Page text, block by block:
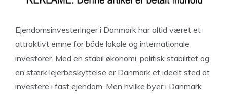
Ejendomsinvesteringer i Danmark har altid været et
attraktivt emne for både lokale og internationale
investorer. Med en stabil økonomi, politisk stabilitet og
en stærk lejerbeskyttelse er Danmark et ideelt sted at
investere i fast ejendom. Men hvilke byer i Danmark